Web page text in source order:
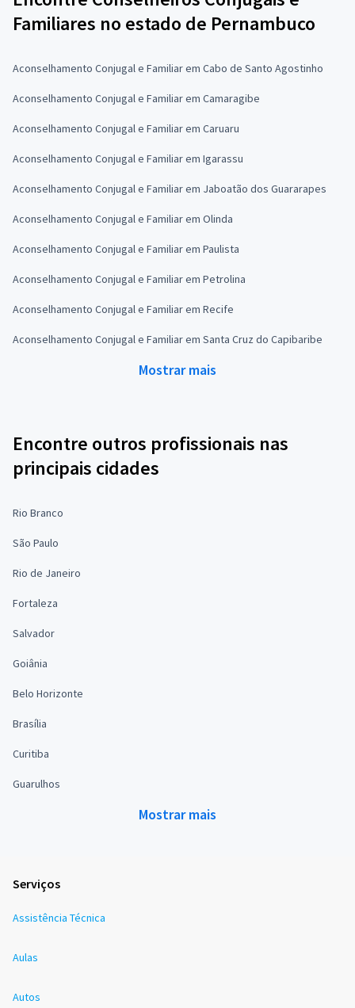
Familiares no estado de Pernambuco
Aconselhamento Conjugal e Familiar em Cabo de Santo Agostinho
Aconselhamento Conjugal e Familiar em Camaragibe
Aconselhamento Conjugal e Familiar em Caruaru
Aconselhamento Conjugal e Familiar em Igarassu
Aconselhamento Conjugal e Familiar em Jaboatão dos Guararapes
Aconselhamento Conjugal e Familiar em Olinda
Aconselhamento Conjugal e Familiar em Paulista
Aconselhamento Conjugal e Familiar em Petrolina
Aconselhamento Conjugal e Familiar em Recife
Aconselhamento Conjugal e Familiar em Santa Cruz do Capibaribe
Mostrar mais
Encontre outros profissionais nas
principais cidades
Rio Branco
São Paulo
Rio de Janeiro
Fortaleza
Salvador
Goiânia
Belo Horizonte
Brasília
Curitiba
Guarulhos
Mostrar mais
Serviços
Assistência Técnica
Aulas
Autos